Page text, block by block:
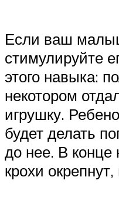
Если ваш
стимулируйте
этого навыка:
некотором
игрушку.
будет делать
до нее. В
крохи